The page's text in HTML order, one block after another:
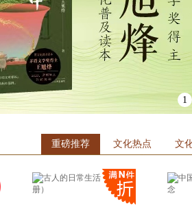
1
重磅推荐 文化热点 文